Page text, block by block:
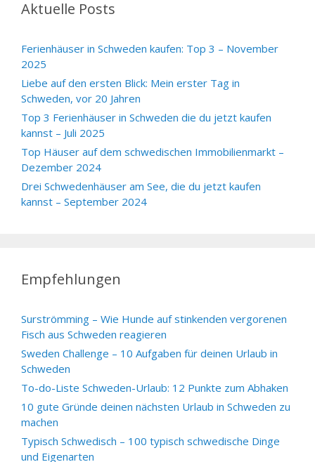
Aktuelle Posts
Ferienhäuser in Schweden kaufen: Top 3 – November
2025
Liebe auf den ersten Blick: Mein erster Tag in
Schweden, vor 20 Jahren
Top 3 Ferienhäuser in Schweden die du jetzt kaufen
kannst – Juli 2025
Top Häuser auf dem schwedischen Immobilienmarkt –
Dezember 2024
Drei Schwedenhäuser am See, die du jetzt kaufen
kannst – September 2024
Empfehlungen
Surströmming – Wie Hunde auf stinkenden vergorenen
Fisch aus Schweden reagieren
Sweden Challenge – 10 Aufgaben für deinen Urlaub in
Schweden
To-do-Liste Schweden-Urlaub: 12 Punkte zum Abhaken
10 gute Gründe deinen nächsten Urlaub in Schweden zu
machen
Typisch Schwedisch – 100 typisch schwedische Dinge
und Eigenarten